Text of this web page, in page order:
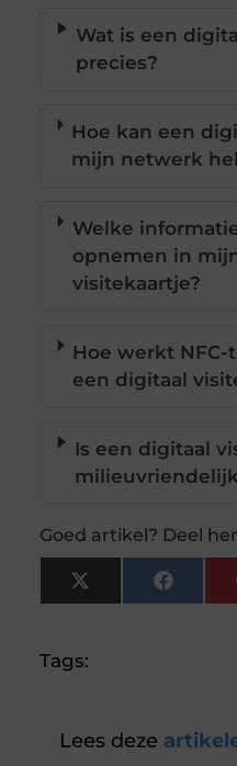
Wat is een
precies?
Hoe kan een
mijn netwerk
Welke
opnemen in
visitekaartje?
Hoe werkt
een digitaal
Is een digitaal
Goed artikel? Deel
X
(Twitter)
Tags:
Lees deze